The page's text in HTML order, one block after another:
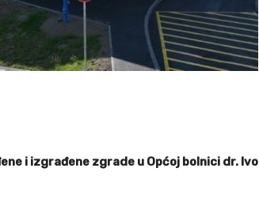
i izgrađene zgrade u Općoj bolnici dr. Ivo